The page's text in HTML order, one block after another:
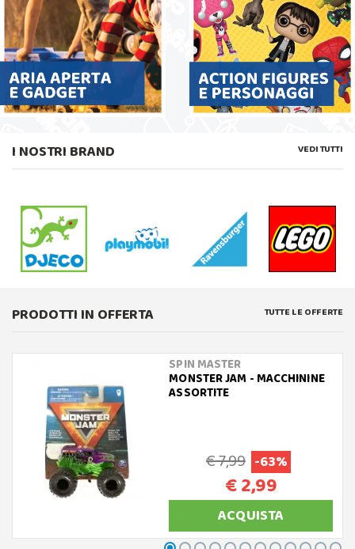
I NOSTRI BRAND VEDI TUTTI
PRODOTTI IN OFFERTA TUTTE LE OFFERTE
SPIN MASTER
MONSTER JAM - MACCHININE
ASSORTITE
€ 7,99 -63%
€ 2,99
ACQUISTA